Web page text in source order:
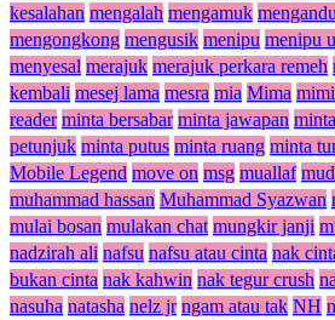
kesalahan mengalah mengamuk
mengongkong mengusik menipu menipu
menyesal merajuk merajuk perkara remeh
kembali mesej lama mesra mia Mima
reader minta bersabar minta jawapan
petunjuk minta putus minta ruang minta
Mobile Legend move on msg muallaf
muhammad hassan Muhammad Syazwan
mulai bosan mulakan chat mungkir janji
nadzirah ali nafsu nafsu atau cinta nak
bukan cinta nak kahwin nak tegur crush
nasuha natasha nelz jr ngam atau tak NH